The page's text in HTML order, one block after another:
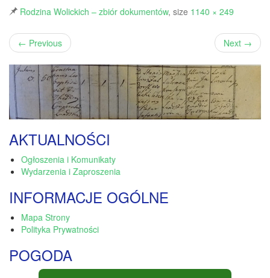
Rodzina Wolickich – zbiór dokumentów, size 1140 × 249
← Previous Next →
AKTUALNOŚCI
Ogłoszenia i Komunikaty
Wydarzenia i Zaproszenia
INFORMACJE OGÓLNE
Mapa Strony
Polityka Prywatności
POGODA